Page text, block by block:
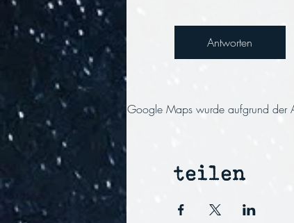
Antworten
Google Maps wurde aufgrund der
teilen